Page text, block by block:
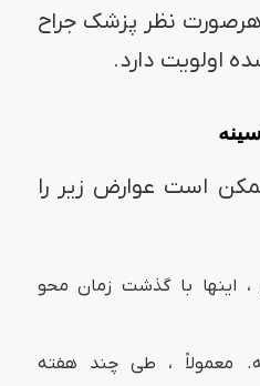
نظر پزشک جراح
اولویت دارد.
است عوارض زیر را
اینها با گذشت زمان محو
معمولاً ، طی چند هفته